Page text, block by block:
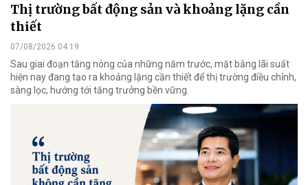
Thị trường bất động sản và khoảng lặng cần
thiết
07/08/2026 04:19
Sau giai đoạn tăng nóng của những năm trước, mặt bằng lãi suất
hiện nay đang tạo ra khoảng lặng cần thiết để thị trường điều chỉnh,
sàng lọc, hướng tới tăng trưởng bền vững.